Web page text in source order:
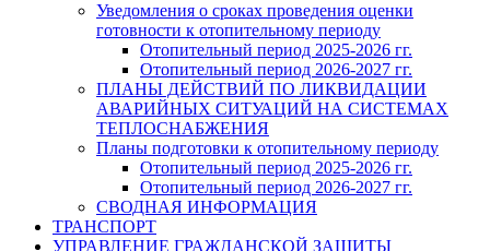
Уведомления о сроках проведения оценки
готовности к отопительному периоду
Отопительный период 2025-2026 гг.
Отопительный период 2026-2027 гг.
ПЛАНЫ ДЕЙСТВИЙ ПО ЛИКВИДАЦИИ
АВАРИЙНЫХ СИТУАЦИЙ НА СИСТЕМАХ
ТЕПЛОСНАБЖЕНИЯ
Планы подготовки к отопительному периоду
Отопительный период 2025-2026 гг.
Отопительный период 2026-2027 гг.
СВОДНАЯ ИНФОРМАЦИЯ
ТРАНСПОРТ
УПРАВЛЕНИЕ ГРАЖДАНСКОЙ ЗАЩИТЫ